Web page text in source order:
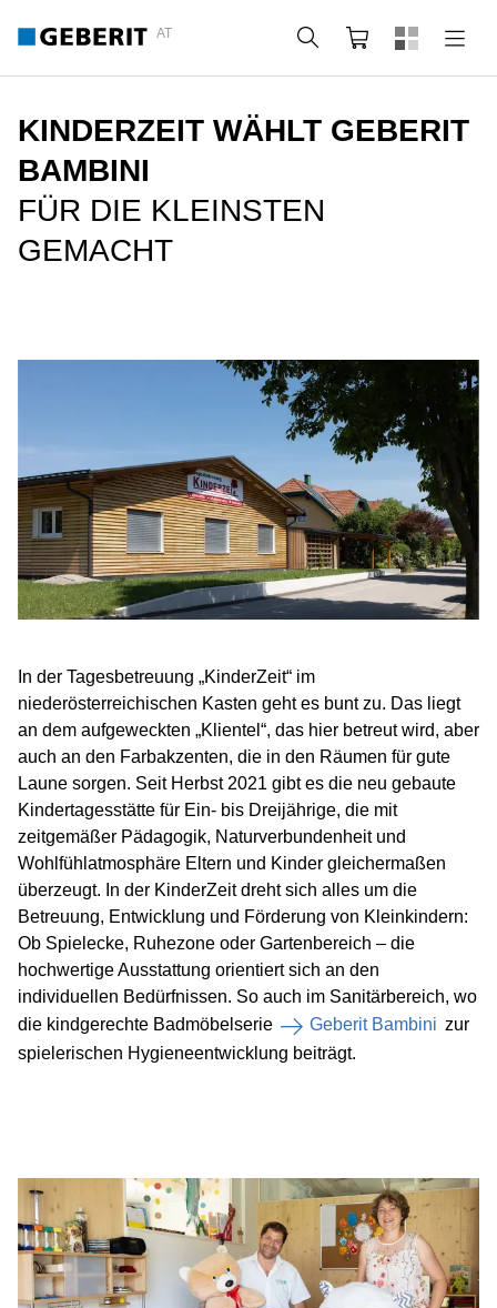
AT Suche Warenkorb
KINDERZEIT WÄHLT GEBERIT
BAMBINI
FÜR DIE KLEINSTEN
GEMACHT
In der Tagesbetreuung „KinderZeit“ im
niederösterreichischen Kasten geht es bunt zu. Das liegt
an dem aufgeweckten „Klientel“, das hier betreut wird, aber
auch an den Farbakzenten, die in den Räumen für gute
Laune sorgen. Seit Herbst 2021 gibt es die neu gebaute
Kindertagesstätte für Ein- bis Dreijährige, die mit
zeitgemäßer Pädagogik, Naturverbundenheit und
Wohlfühlatmosphäre Eltern und Kinder gleichermaßen
überzeugt. In der KinderZeit dreht sich alles um die
Betreuung, Entwicklung und Förderung von Kleinkindern:
Ob Spielecke, Ruhezone oder Gartenbereich – die
hochwertige Ausstattung orientiert sich an den
individuellen Bedürfnissen. So auch im Sanitärbereich, wo
die kindgerechte Badmöbelserie
Geberit Bambini zur
spielerischen Hygieneentwicklung beiträgt.